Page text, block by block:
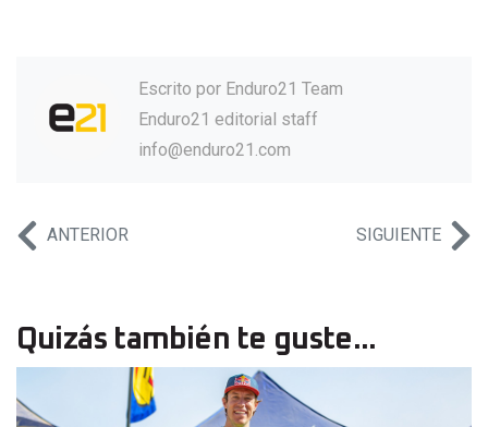
Escrito por Enduro21 Team
Enduro21 editorial staff
info@enduro21.com
ANTERIOR SIGUIENTE
Quizás también te guste...